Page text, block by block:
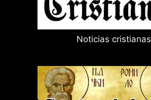
Noticias cristianas